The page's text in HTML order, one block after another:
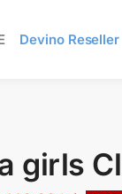
Devino Reseller
girls